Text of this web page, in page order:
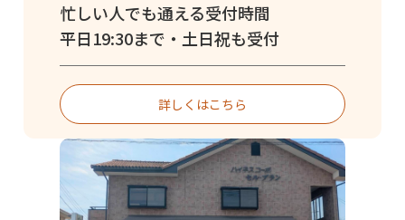
忙しい人でも通える受付時間
平日19:30まで・土日祝も受付
詳しくはこちら